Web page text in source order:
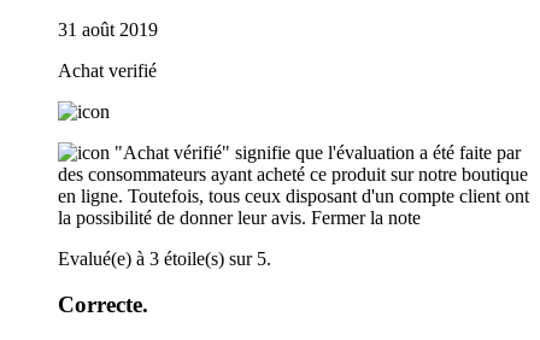
31 août 2019
Achat verifié
"Achat vérifié" signifie que l'évaluation a été faite par
des consommateurs ayant acheté ce produit sur notre boutique
en ligne. Toutefois, tous ceux disposant d'un compte client ont
la possibilité de donner leur avis. Fermer la note
Evalué(e) à 3 étoile(s) sur 5.
Correcte.